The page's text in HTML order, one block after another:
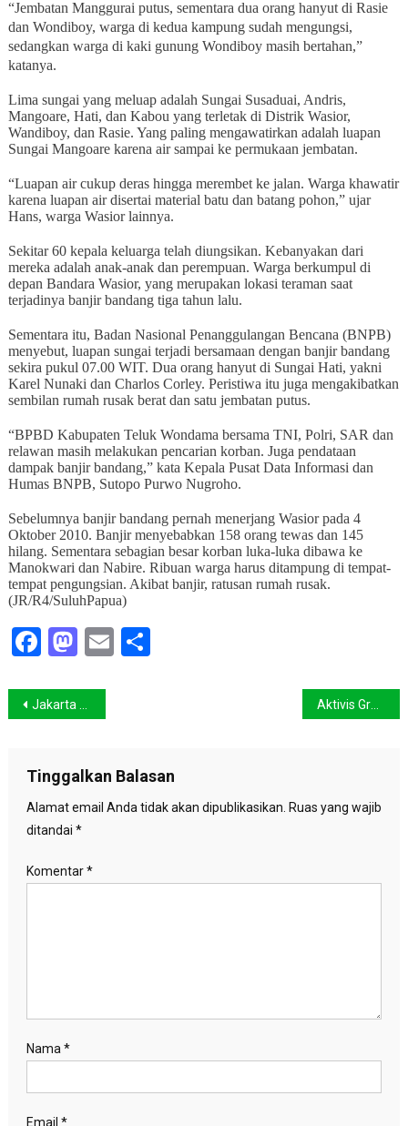
“Jembatan Manggurai putus, sementara dua orang hanyut di Rasie
dan Wondiboy, warga di kedua kampung sudah mengungsi,
sedangkan warga di kaki gunung Wondiboy masih bertahan,”
katanya.
Lima sungai yang meluap adalah Sungai Susaduai, Andris,
Mangoare, Hati, dan Kabou yang terletak di Distrik Wasior,
Wandiboy, dan Rasie. Yang paling mengawatirkan adalah luapan
Sungai Mangoare karena air sampai ke permukaan jembatan.
“Luapan air cukup deras hingga merembet ke jalan. Warga khawatir
karena luapan air disertai material batu dan batang pohon,” ujar
Hans, warga Wasior lainnya.
Sekitar 60 kepala keluarga telah diungsikan. Kebanyakan dari
mereka adalah anak-anak dan perempuan. Warga berkumpul di
depan Bandara Wasior, yang merupakan lokasi teraman saat
terjadinya banjir bandang tiga tahun lalu.
Sementara itu, Badan Nasional Penanggulangan Bencana (BNPB)
menyebut, luapan sungai terjadi bersamaan dengan banjir bandang
sekira pukul 07.00 WIT. Dua orang hanyut di Sungai Hati, yakni
Karel Nunaki dan Charlos Corley. Peristiwa itu juga mengakibatkan
sembilan rumah rusak berat dan satu jembatan putus.
“BPBD Kabupaten Teluk Wondama bersama TNI, Polri, SAR dan
relawan masih melakukan pencarian korban. Juga pendataan
dampak banjir bandang,” kata Kepala Pusat Data Informasi dan
Humas BNPB, Sutopo Purwo Nugroho.
Sebelumnya banjir bandang pernah menerjang Wasior pada 4
Oktober 2010. Banjir menyebabkan 158 orang tewas dan 145
hilang. Sementara sebagian besar korban luka-luka dibawa ke
Manokwari dan Nabire. Ribuan warga harus ditampung di tempat-
tempat pengungsian. Akibat banjir, ratusan rumah rusak.
(JR/R4/SuluhPapua)
Facebook
Mastodon
EmailShare
Navigasi
Jakarta Banjir Lagi Aktivis Greenpeace Desak Wilmar Hentikan Perusakan Hutan
Tinggalkan Balasan
Alamat email Anda tidak akan dipublikasikan. Ruas yang wajib
ditandai *
Komentar*
Nama *
Email *